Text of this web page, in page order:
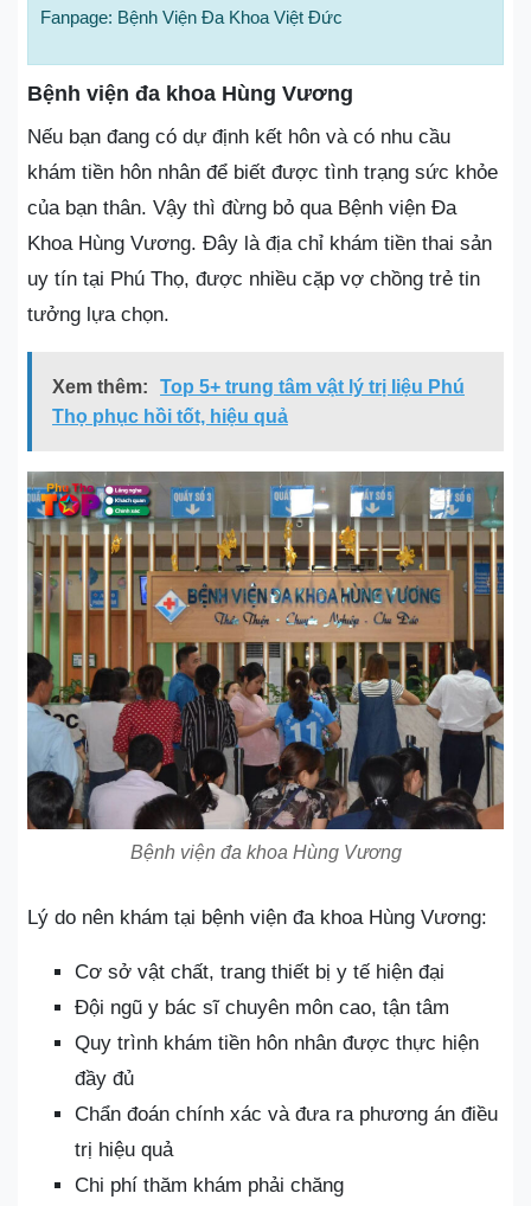
Fanpage: Bệnh Viện Đa Khoa Việt Đức
Bệnh viện đa khoa Hùng Vương
Nếu bạn đang có dự định kết hôn và có nhu cầu
khám tiền hôn nhân để biết được tình trạng sức khỏe
của bạn thân. Vậy thì đừng bỏ qua Bệnh viện Đa
Khoa Hùng Vương. Đây là địa chỉ khám tiền thai sản
uy tín tại Phú Thọ, được nhiều cặp vợ chồng trẻ tin
tưởng lựa chọn.
Xem thêm:
Top 5+ trung tâm vật lý trị liệu Phú
Thọ phục hồi tốt, hiệu quả
Bệnh viện đa khoa Hùng Vương
Lý do nên khám tại bệnh viện đa khoa Hùng Vương:
Cơ sở vật chất, trang thiết bị y tế hiện đại
Đội ngũ y bác sĩ chuyên môn cao, tận tâm
Quy trình khám tiền hôn nhân được thực hiện
đầy đủ
Chẩn đoán chính xác và đưa ra phương án điều
trị hiệu quả
Chi phí thăm khám phải chăng